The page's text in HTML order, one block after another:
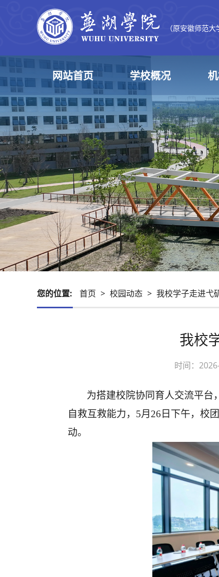
（原安徽师范大
网站首页 学校概况
您的位置: 首页 > 校园动态 > 我校学子走进弋
我校
时间：
为搭建校院协同育人交流平台
自救互救能力， 5月26日下午，校
动。